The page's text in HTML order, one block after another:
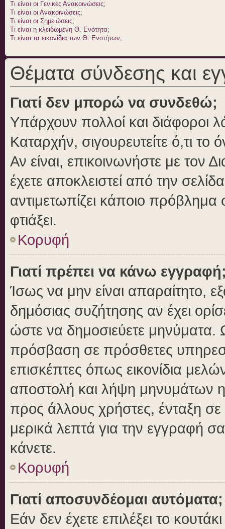
Τι είναι οι Γενικές Ανακοινώσεις;
Τι είναι οι Ανακοινώσεις;
Τι είναι οι Σημειώσεις;
Τι είναι η κλειδωμένη Θ. Ενότητα;
Τι είναι τα εικονίδια των Θ. Ενοτήτων;
Θέματα σύνδεσης και
Γιατί δεν μπορώ να συνδεθώ;
Υπάρχουν πολλοί και διάφοροι
Καταρχήν, σιγουρευτείτε ό,τι
Αν είναι, επικοινωνήστε με τον
έχετε αποκλειστεί από την
αντιμετωπίζει κάποιο πρόβλημα
φτιάξει.
Κορυφή
Γιατί πρέπει να κάνω
Ίσως να μην είναι απαραίτητο,
δημόσιας συζήτησης αν έχει
ώστε να δημοσιεύετε μηνύματα.
πρόσβαση σε πρόσθετες
επισκέπτες όπως εικονίδια
αποστολή και λήψη μηνυμάτων
προς άλλους χρήστες, ένταξη
μερικά λεπτά για την εγγραφή
κάνετε.
Κορυφή
Γιατί αποσυνδέομαι αυτόματα;
Εάν δεν έχετε επιλέξει το